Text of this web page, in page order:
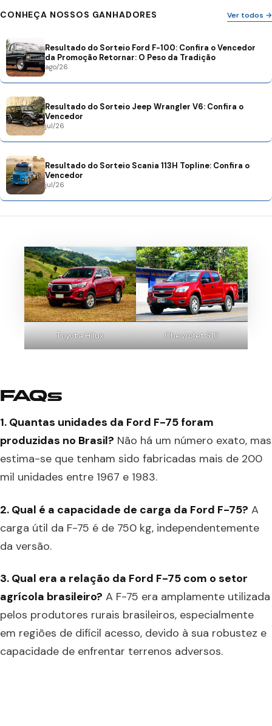
CONHEÇA NOSSOS GANHADORES Ver todos →
Resultado do Sorteio Ford F-100: Confira o Vencedor
da Promoção Retornar: O Peso da Tradição
ago/26
Resultado do Sorteio Jeep Wrangler V6: Confira o
Vencedor
jul/26
Resultado do Sorteio Scania 113H Topline: Confira o
Vencedor
jul/26
Toyota Hilux Chevrolet S10
FAQs
1. Quantas unidades da Ford F-75 foram
produzidas no Brasil? Não há um número exato, mas
estima-se que tenham sido fabricadas mais de 200
mil unidades entre 1967 e 1983.
2. Qual é a capacidade de carga da Ford F-75? A
carga útil da F-75 é de 750 kg, independentemente
da versão.
3. Qual era a relação da Ford F-75 com o setor
agrícola brasileiro? A F-75 era amplamente utilizada
pelos produtores rurais brasileiros, especialmente
em regiões de difícil acesso, devido à sua robustez e
capacidade de enfrentar terrenos adversos.